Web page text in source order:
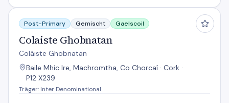
Colaiste Ghobnatan
Post-Primary Gemischt Gaelscoil
Colaiste Ghobnatan
Coláiste Ghobnatan
Baile Mhic Ire, Machromtha, Co Chorcaí · Cork ·
P12 X239
Träger: Inter Denominational